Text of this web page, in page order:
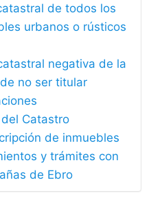
de todos los
urbanos o rústicos
negativa de la
no ser titular
Catastro
de inmuebles
y trámites con
de Ebro